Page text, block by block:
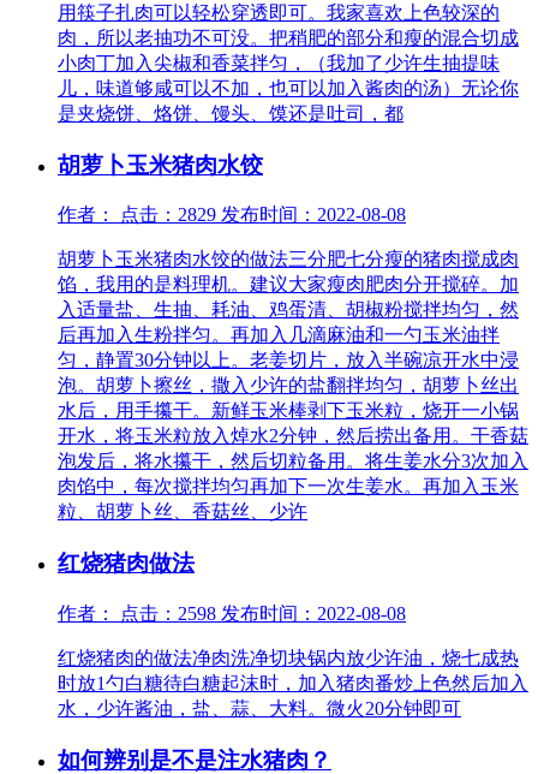
用筷子扎肉可以轻松穿透即可。我家喜欢上色较深的
肉，所以老抽功不可没。把稍肥的部分和瘦的混合切成
小肉丁加入尖椒和香菜拌匀，（我加了少许生抽提味
儿，味道够咸可以不加，也可以加入酱肉的汤）无论你
是夹烧饼、烙饼、馒头、馍还是吐司，都
胡萝卜玉米猪肉水饺
作者： 点击：2829 发布时间：2022-08-08
胡萝卜玉米猪肉水饺的做法三分肥七分瘦的猪肉搅成肉
馅，我用的是料理机。建议大家瘦肉肥肉分开搅碎。加
入适量盐、生抽、耗油、鸡蛋清、胡椒粉搅拌均匀，然
后再加入生粉拌匀。再加入几滴麻油和一勺玉米油拌
匀，静置30分钟以上。老姜切片，放入半碗凉开水中浸
泡。胡萝卜擦丝，撒入少许的盐翻拌均匀，胡萝卜丝出
水后，用手攥干。新鲜玉米棒剥下玉米粒，烧开一小锅
开水，将玉米粒放入焯水2分钟，然后捞出备用。干香菇
泡发后，将水攥干，然后切粒备用。将生姜水分3次加入
肉馅中，每次搅拌均匀再加下一次生姜水。再加入玉米
粒、胡萝卜丝、香菇丝、少许
红烧猪肉做法
作者： 点击：2598 发布时间：2022-08-08
红烧猪肉的做法净肉洗净切块锅内放少许油，烧七成热
时放1勺白糖待白糖起沫时，加入猪肉番炒上色然后加入
水，少许酱油，盐、蒜、大料。微火20分钟即可
如何辨别是不是注水猪肉？